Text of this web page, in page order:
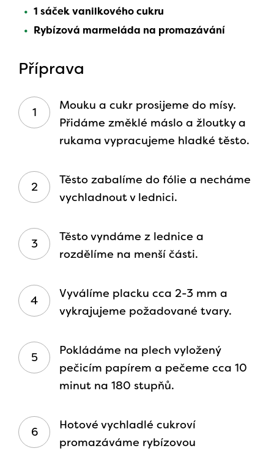
1 sáček vanilkového cukru
Rybízová marmeláda na promazávání
Příprava
Mouku a cukr prosijeme do mísy.
Přidáme změklé máslo a žloutky a
rukama vypracujeme hladké těsto.
Těsto zabalíme do fólie a necháme
vychladnout v lednici.
Těsto vyndáme z lednice a
rozdělíme na menší části.
Vyválíme placku cca 2-3 mm a
vykrajujeme požadované tvary.
Pokládáme na plech vyložený
pečicím papírem a pečeme cca 10
minut na 180 stupňů.
Hotové vychladlé cukroví
promazáváme rybízovou